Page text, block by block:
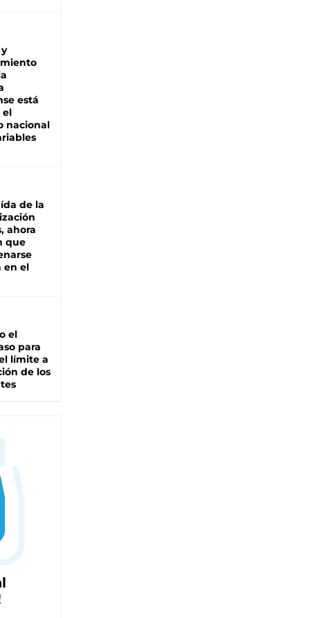
está
el
nacional
de la
ahora
que
en el
el
para
límite a
de los